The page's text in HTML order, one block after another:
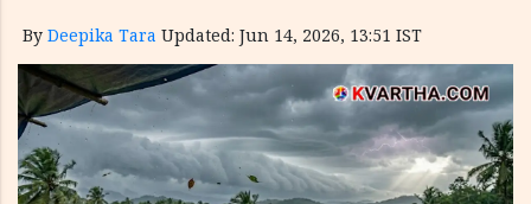
By Deepika Tara Updated: Jun 14, 2026, 13:51 IST